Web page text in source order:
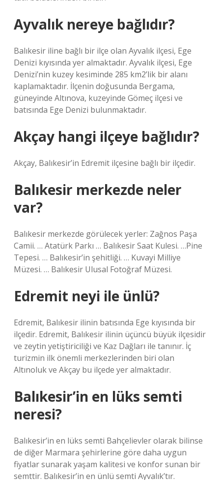
Ayvalık nereye bağlıdır?
Balıkesir iline bağlı bir ilçe olan Ayvalık ilçesi, Ege
Denizi kıyısında yer almaktadır. Ayvalık ilçesi, Ege
Denizi’nin kuzey kesiminde 285 km2’lik bir alanı
kaplamaktadır. İlçenin doğusunda Bergama,
güneyinde Altınova, kuzeyinde Gömeç ilçesi ve
batısında Ege Denizi bulunmaktadır.
Akçay hangi ilçeye bağlıdır?
Akçay, Balıkesir’in Edremit ilçesine bağlı bir ilçedir.
Balıkesir merkezde neler
var?
Balıkesir merkezde görülecek yerler: Zağnos Paşa
Camii. … Atatürk Parkı … Balıkesir Saat Kulesi. …Pine
Tepesi. … Balıkesir’in şehitliği. … Kuvayi Milliye
Müzesi. … Balıkesir Ulusal Fotoğraf Müzesi.
Edremit neyi ile ünlü?
Edremit, Balıkesir ilinin batısında Ege kıyısında bir
ilçedir. Edremit, Balıkesir ilinin üçüncü büyük ilçesidir
ve zeytin yetiştiriciliği ve Kaz Dağları ile tanınır. İç
turizmin ilk önemli merkezlerinden biri olan
Altınoluk ve Akçay bu ilçede yer almaktadır.
Balıkesir’in en lüks semti
neresi?
Balıkesir’in en lüks semti Bahçelievler olarak bilinse
de diğer Marmara şehirlerine göre daha uygun
fiyatlar sunarak yaşam kalitesi ve konfor sunan bir
semttir. Balıkesir’in en ünlü semti Ayvalık’tır.